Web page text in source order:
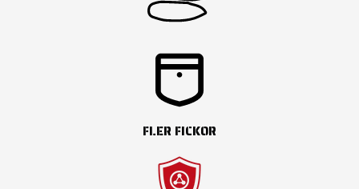
Baggy passform för maximal rörelsefrihet
naturligt, så att du inte känner dig stel eller begränsad. Vi har
komfort, även under de varmaste dagarna. Den justerbara
midjan gör det lättare att få rätt passform.
FLER FICKOR